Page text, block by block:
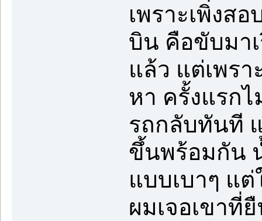
เพราะเพิ่งส
บิน คือขับมา
แล้ว แต่เพร
หา ครั้งแรก
รถกลับทันที
ขึ้นพร้อมกัน
แบบเบาๆ แต่
ผมเจอเขาที่